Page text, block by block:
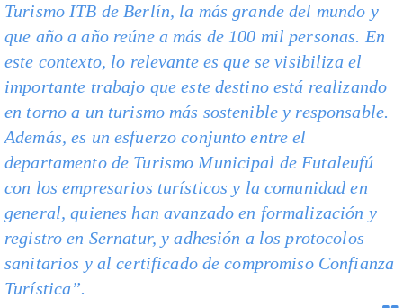
Turismo ITB de Berlín, la más grande del mundo y
que año a año reúne a más de 100 mil personas. En
este contexto, lo relevante es que se visibiliza el
importante trabajo que este destino está realizando
en torno a un turismo más sostenible y responsable.
Además, es un esfuerzo conjunto entre el
departamento de Turismo Municipal de Futaleufú
con los empresarios turísticos y la comunidad en
general, quienes han avanzado en formalización y
registro en Sernatur, y adhesión a los protocolos
sanitarios y al certificado de compromiso Confianza
Turística”.